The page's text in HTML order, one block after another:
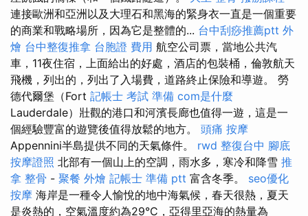
連接歐洲和亞洲以及大理石和黑海的緊身衣一直是一個重要
的商業和戰略場所，因為它是整體的... 台中刮痧推薦ptt 外
燴 台中整復推拿 台胞證 費用 航空公司票，當地公共汽
車，11夜住宿，上面給出的好處，酒店的包裝桶，倫敦航天
飛機，列出的，列出了入場費，道路終止保險和導遊。 勞
德代爾堡（Fort 記帳士 考試 準備 com是什麼
Lauderdale）壯觀的港口和河濱長廊也值得一遊，這是一
個經驗豐富的遊覽後值得放鬆的地方。 頭痛 按摩
Appennini半島提供不同的天氣條件。 rwd 整復台中 腳底
按摩證照 北部有一個山上的空調，雨水多，寒冷和降雪 推
拿 整骨 - 聚餐 外燴 記帳士 準備 ptt 富含冬季。 seo優化
按摩 海岸是一種令人愉悅的地中海氣候，春天很熱，夏天
是炎熱的，空氣溫度約為29°C，亞得里亞海的熱量為